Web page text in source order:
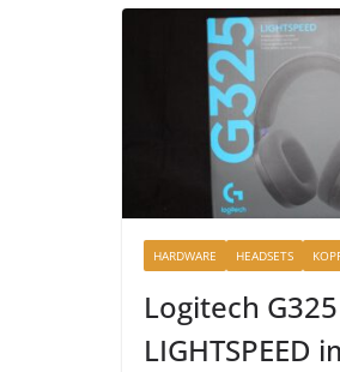
HARDWARE HEADSETS
Logitech G325
LIGHTSPEED